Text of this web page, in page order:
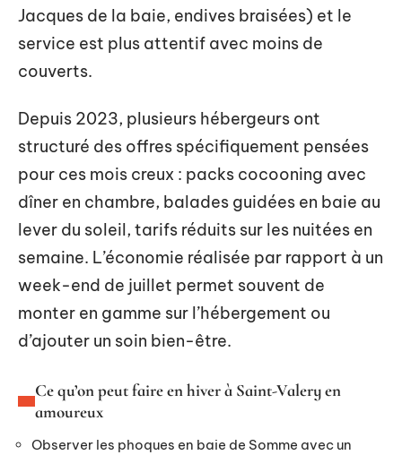
Jacques de la baie, endives braisées) et le
service est plus attentif avec moins de
couverts.
Depuis 2023, plusieurs hébergeurs ont
structuré des offres spécifiquement pensées
pour ces mois creux : packs cocooning avec
dîner en chambre, balades guidées en baie au
lever du soleil, tarifs réduits sur les nuitées en
semaine. L’économie réalisée par rapport à un
week-end de juillet permet souvent de
monter en gamme sur l’hébergement ou
d’ajouter un soin bien-être.
Ce qu’on peut faire en hiver à Saint-Valery en
amoureux
Observer les phoques en baie de Somme avec un